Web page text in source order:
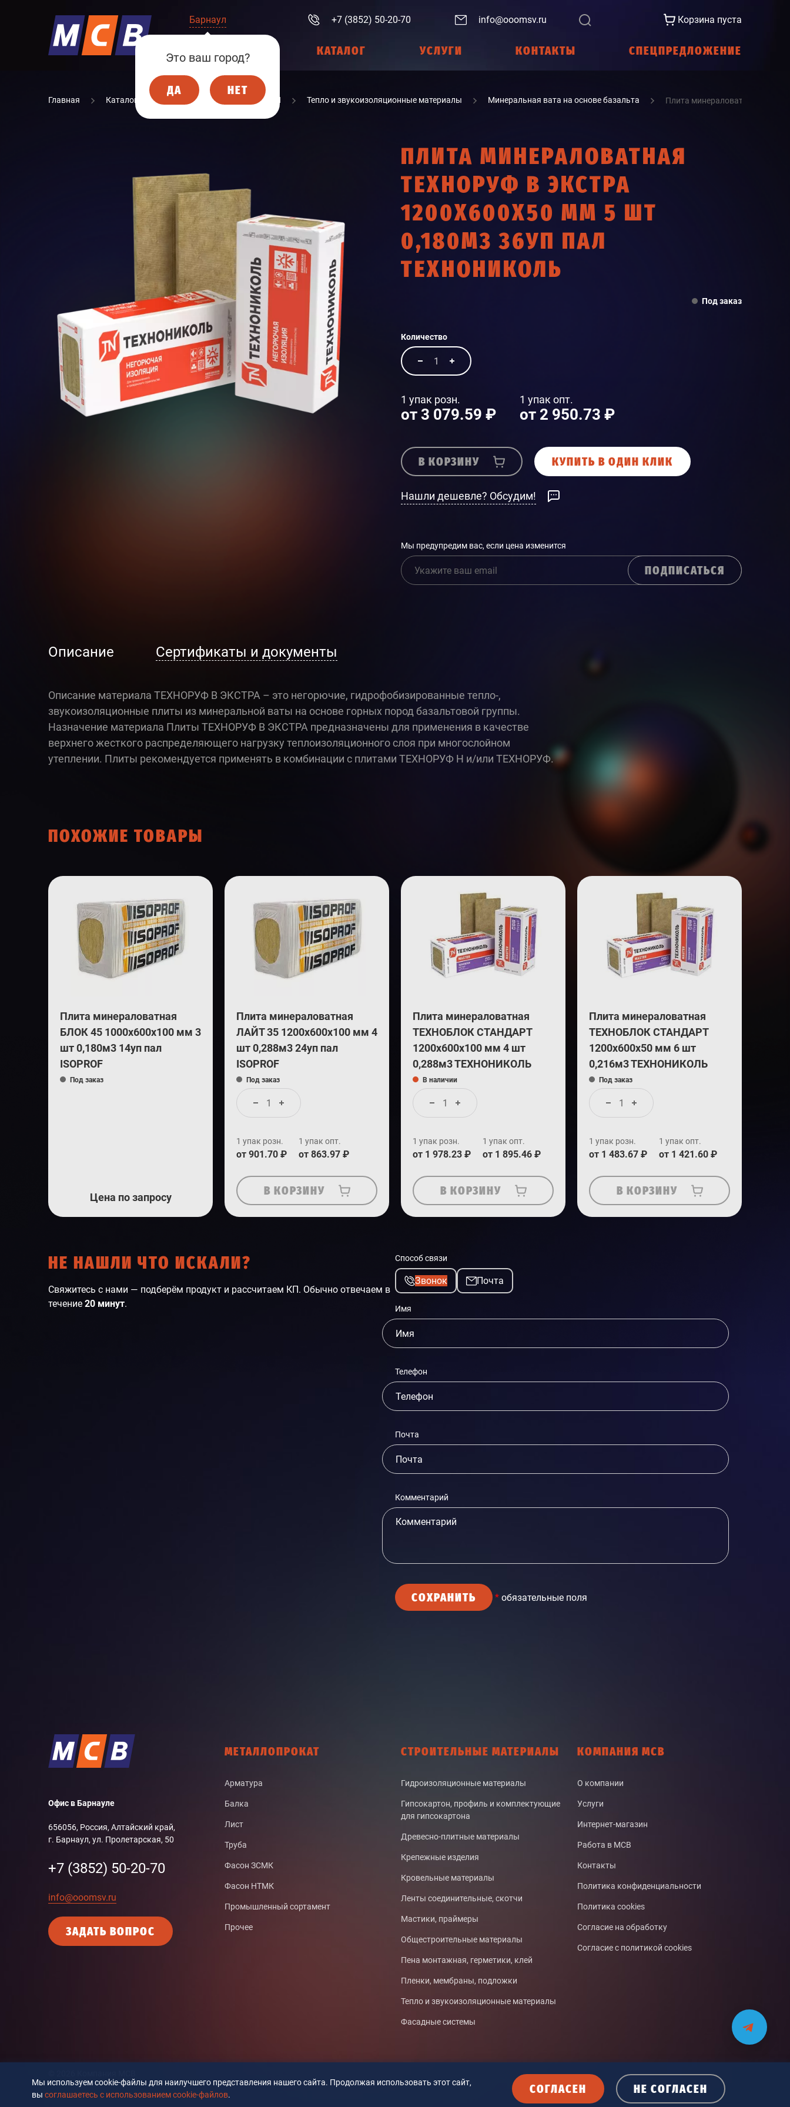
Барнаул +7 (3852) 50-20-70 info@ooomsv.ru
КОМПАНИЯ КАТАЛОГ УСЛУГИ КОНТАКТЫ СПЕЦПРЕДЛОЖЕНИЕ
Корзина пуста
Главная Каталог СТРОИТЕЛЬНЫЕ МАТЕРИАЛЫ Тепло и звукоизоляционные материалы Минеральная вата на основе базальта Плита минераловатная
ПЛИТА МИНЕРАЛОВАТНАЯ
ТЕХНОРУФ В ЭКСТРА
1200Х600Х50 ММ 5 ШТ
0,180М3 36УП ПАЛ
ТЕХНОНИКОЛЬ
Под заказ
Количество
1 упак розн.
от 3 079.59 ₽
1 упак опт.
от 2 950.73 ₽
В КОРЗИНУ КУПИТЬ В ОДИН КЛИК
Нашли дешевле? Обсудим!
Мы предупредим вас, если цена изменится
ПОДПИСАТЬСЯ
Описание Сертификаты и документы
Описание материала ТЕХНОРУФ В ЭКСТРА – это негорючие, гидрофобизированные тепло-,
звукоизоляционные плиты из минеральной ваты на основе горных пород базальтовой группы.
Назначение материала Плиты ТЕХНОРУФ В ЭКСТРА предназначены для применения в качестве
верхнего жесткого распределяющего нагрузку теплоизоляционного слоя при многослойном
утеплении. Плиты рекомендуется применять в комбинации с плитами ТЕХНОРУФ Н и/или ТЕХНОРУФ.
ПОХОЖИЕ ТОВАРЫ
Плита минераловатная
БЛОК 45 1000х600х100 мм 3
шт 0,180м3 14уп пал
ISOPROF
Под заказ
Цена по запросу
Плита минераловатная
ЛАЙТ 35 1200х600х100 мм 4
шт 0,288м3 24уп пал
ISOPROF
Под заказ
1 упак розн.
от 901.70 ₽
1 упак опт.
от 863.97 ₽
В КОРЗИНУ
Плита минераловатная
ТЕХНОБЛОК СТАНДАРТ
1200х600х100 мм 4 шт
0,288м3 ТЕХНОНИКОЛЬ
В наличии
1 упак розн.
от 1 978.23 ₽
1 упак опт.
от 1 895.46 ₽
В КОРЗИНУ
Плита минераловатная
ТЕХНОБЛОК СТАНДАРТ
1200х600х50 мм 6 шт
0,216м3 ТЕХНОНИКОЛЬ
Под заказ
1 упак розн.
от 1 483.67 ₽
1 упак опт.
от 1 421.60 ₽
В КОРЗИНУ
НЕ НАШЛИ ЧТО ИСКАЛИ?
Свяжитесь с нами — подберём продукт и рассчитаем КП. Обычно отвечаем в
течение 20 минут.
Способ связи
Звонок Почта
Имя
Телефон
Почта
Комментарий
СОХРАНИТЬ * обязательные поля
МЕТАЛЛОПРОКАТ
Арматура
Балка
Лист
Труба
Фасон ЗСМК
Фасон НТМК
Промышленный сортамент
Прочее
СТРОИТЕЛЬНЫЕ МАТЕРИАЛЫ
Гидроизоляционные материалы
Гипсокартон, профиль и комплектующие
для гипсокартона
Древесно-плитные материалы
Крепежные изделия
Кровельные материалы
Ленты соединительные, скотчи
Мастики, праймеры
Общестроительные материалы
Пена монтажная, герметики, клей
Пленки, мембраны, подложки
Тепло и звукоизоляционные материалы
Фасадные системы
КОМПАНИЯ МСВ
О компании
Услуги
Интернет-магазин
Работа в МСВ
Контакты
Политика конфиденциальности
Политика cookies
Согласие на обработку
Согласие с политикой cookies
Офис в Барнауле
656056, Россия, Алтайский край,
г. Барнаул, ул. Пролетарская, 50
+7 (3852) 50-20-70
info@ooomsv.ru
ЗАДАТЬ ВОПРОС
Мы используем cookie-файлы для наилучшего представления нашего сайта. Продолжая использовать этот сайт,
вы соглашаетесь с использованием cookie-файлов. СОГЛАСЕН НЕ СОГЛАСЕН
Это ваш город?
ДА НЕТ